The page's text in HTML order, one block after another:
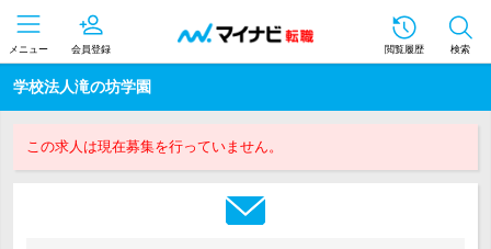
メニュー 会員登録 閲覧履歴 検索
学校法人滝の坊学園
この求人は現在募集を行っていません。